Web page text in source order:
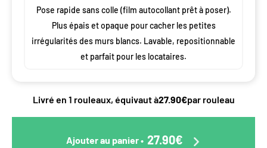
Pose rapide sans colle (film autocollant prêt à poser).
Plus épais et opaque pour cacher les petites
irrégularités des murs blancs. Lavable, repositionnable
et parfait pour les locataires.
Livré en 1 rouleaux, équivaut à27.90€par rouleau
Ajouter au panier• 27.90€